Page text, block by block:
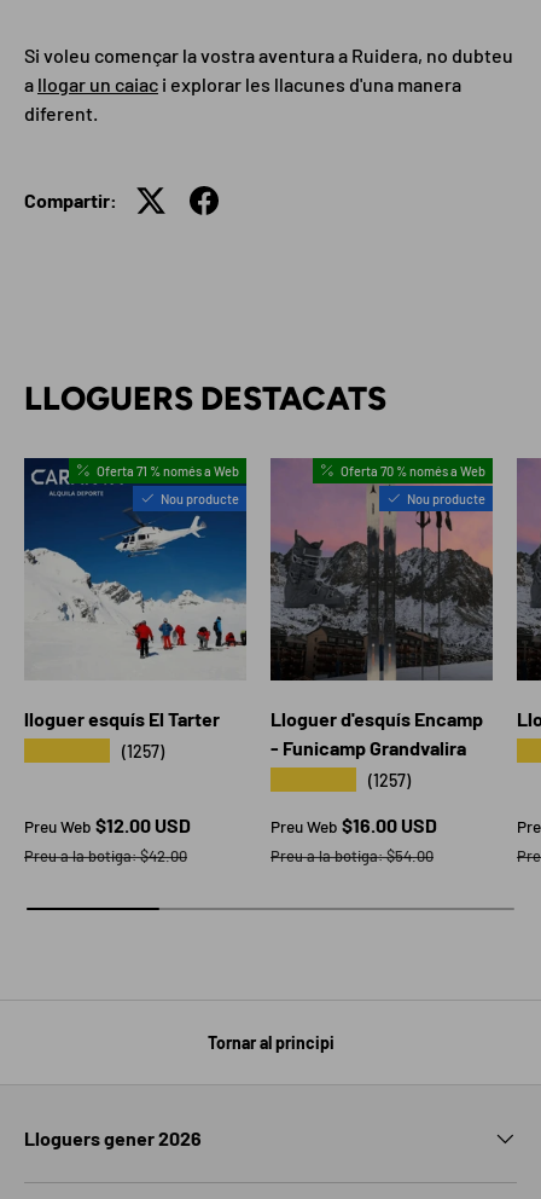
Si voleu començar la vostra aventura a Ruidera, no dubteu
a llogar un caiac i explorar les llacunes d'una manera
diferent.
Compartir:
LLOGUERS DESTACATS
Oferta 71 % només a Web
Nou producte
lloguer esquís El Tarter
(1257)
Preu web
Preu Web $12.00 USD
Preu a la botiga
Preu a la botiga:$42.00
Oferta 70 % només a Web
Nou producte
Lloguer d'esquís Encamp
- Funicamp Grandvalira
(1257)
Preu web
Preu Web $16.00 USD
Preu a la botiga
Preu a la botiga:$54.00
Tornar al principi
Lloguers gener 2026